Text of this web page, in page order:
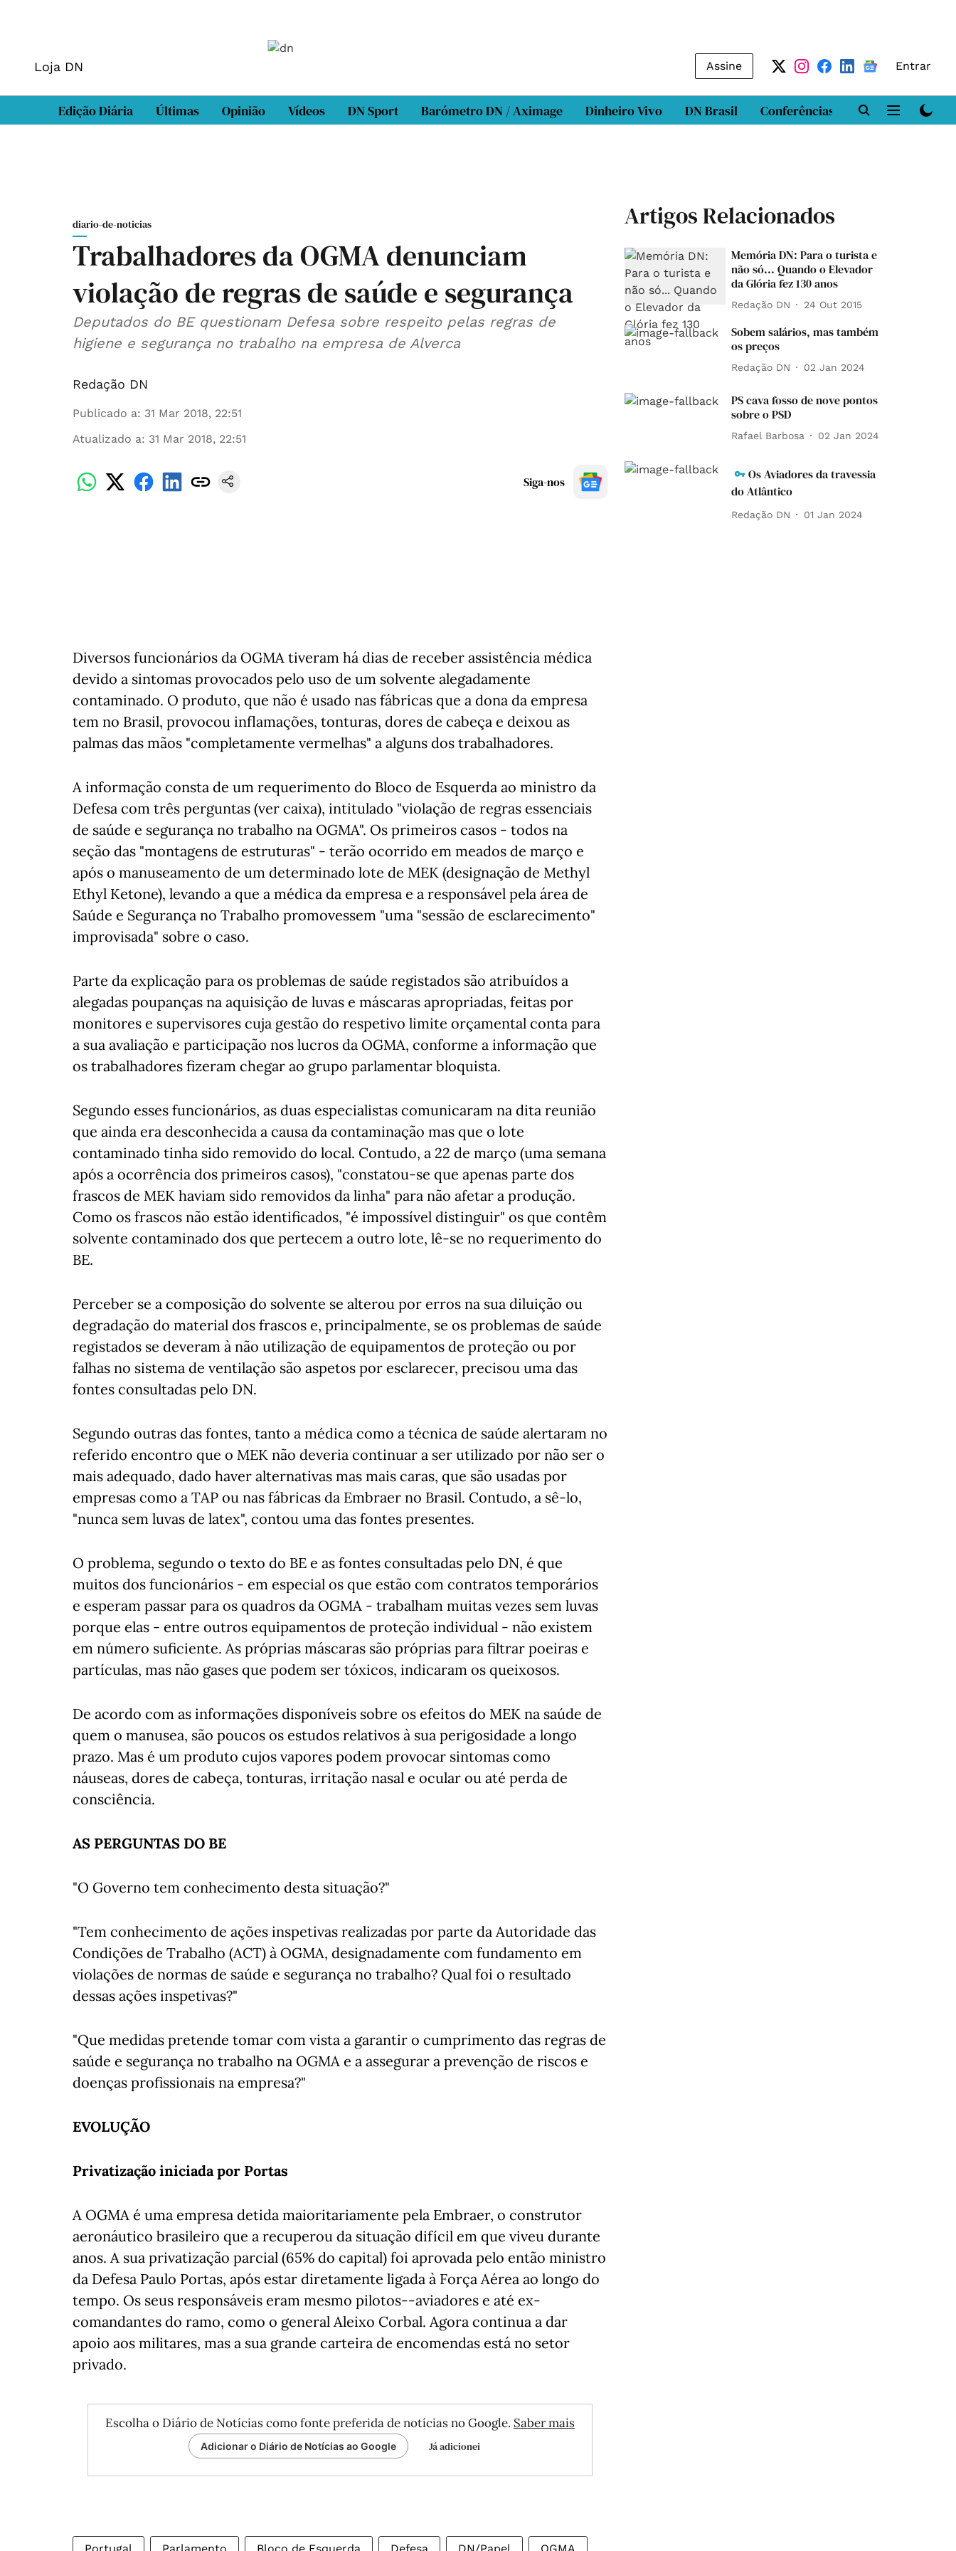
Loja DN Assine Entrar
Edição Diária Últimas Opinião Vídeos DN Sport Barómetro DN / Aximage Dinheiro Vivo DN Brasil Conferências DN LAB
diario-de-noticias
Trabalhadores da OGMA denunciam
violação de regras de saúde e segurança
Deputados do BE questionam Defesa sobre respeito pelas regras de
higiene e segurança no trabalho na empresa de Alverca
Redação DN
Publicado a: 31 Mar 2018, 22:51
Atualizado a: 31 Mar 2018, 22:51
Siga-nos
Diversos funcionários da OGMA tiveram há dias de receber assistência médica
devido a sintomas provocados pelo uso de um solvente alegadamente
contaminado. O produto, que não é usado nas fábricas que a dona da empresa
tem no Brasil, provocou inflamações, tonturas, dores de cabeça e deixou as
palmas das mãos "completamente vermelhas" a alguns dos trabalhadores.
A informação consta de um requerimento do Bloco de Esquerda ao ministro da
Defesa com três perguntas (ver caixa), intitulado "violação de regras essenciais
de saúde e segurança no trabalho na OGMA". Os primeiros casos - todos na
seção das "montagens de estruturas" - terão ocorrido em meados de março e
após o manuseamento de um determinado lote de MEK (designação de Methyl
Ethyl Ketone), levando a que a médica da empresa e a responsável pela área de
Saúde e Segurança no Trabalho promovessem "uma "sessão de esclarecimento"
improvisada" sobre o caso.
Parte da explicação para os problemas de saúde registados são atribuídos a
alegadas poupanças na aquisição de luvas e máscaras apropriadas, feitas por
monitores e supervisores cuja gestão do respetivo limite orçamental conta para
a sua avaliação e participação nos lucros da OGMA, conforme a informação que
os trabalhadores fizeram chegar ao grupo parlamentar bloquista.
Segundo esses funcionários, as duas especialistas comunicaram na dita reunião
que ainda era desconhecida a causa da contaminação mas que o lote
contaminado tinha sido removido do local. Contudo, a 22 de março (uma semana
após a ocorrência dos primeiros casos), "constatou-se que apenas parte dos
frascos de MEK haviam sido removidos da linha" para não afetar a produção.
Como os frascos não estão identificados, "é impossível distinguir" os que contêm
solvente contaminado dos que pertecem a outro lote, lê-se no requerimento do
BE.
Perceber se a composição do solvente se alterou por erros na sua diluição ou
degradação do material dos frascos e, principalmente, se os problemas de saúde
registados se deveram à não utilização de equipamentos de proteção ou por
falhas no sistema de ventilação são aspetos por esclarecer, precisou uma das
fontes consultadas pelo DN.
Segundo outras das fontes, tanto a médica como a técnica de saúde alertaram no
referido encontro que o MEK não deveria continuar a ser utilizado por não ser o
mais adequado, dado haver alternativas mas mais caras, que são usadas por
empresas como a TAP ou nas fábricas da Embraer no Brasil. Contudo, a sê-lo,
"nunca sem luvas de latex", contou uma das fontes presentes.
O problema, segundo o texto do BE e as fontes consultadas pelo DN, é que
muitos dos funcionários - em especial os que estão com contratos temporários
e esperam passar para os quadros da OGMA - trabalham muitas vezes sem luvas
porque elas - entre outros equipamentos de proteção individual - não existem
em número suficiente. As próprias máscaras são próprias para filtrar poeiras e
partículas, mas não gases que podem ser tóxicos, indicaram os queixosos.
De acordo com as informações disponíveis sobre os efeitos do MEK na saúde de
quem o manusea, são poucos os estudos relativos à sua perigosidade a longo
prazo. Mas é um produto cujos vapores podem provocar sintomas como
náuseas, dores de cabeça, tonturas, irritação nasal e ocular ou até perda de
consciência.
AS PERGUNTAS DO BE
"O Governo tem conhecimento desta situação?"
"Tem conhecimento de ações inspetivas realizadas por parte da Autoridade das
Condições de Trabalho (ACT) à OGMA, designadamente com fundamento em
violações de normas de saúde e segurança no trabalho? Qual foi o resultado
dessas ações inspetivas?"
"Que medidas pretende tomar com vista a garantir o cumprimento das regras de
saúde e segurança no trabalho na OGMA e a assegurar a prevenção de riscos e
doenças profissionais na empresa?"
EVOLUÇÃO
Privatização iniciada por Portas
A OGMA é uma empresa detida maioritariamente pela Embraer, o construtor
aeronáutico brasileiro que a recuperou da situação difícil em que viveu durante
anos. A sua privatização parcial (65% do capital) foi aprovada pelo então ministro
da Defesa Paulo Portas, após estar diretamente ligada à Força Aérea ao longo do
tempo. Os seus responsáveis eram mesmo pilotos--aviadores e até ex-
comandantes do ramo, como o general Aleixo Corbal. Agora continua a dar
apoio aos militares, mas a sua grande carteira de encomendas está no setor
privado.
Escolha o Diário de Notícias como fonte preferida de notícias no Google. Saber mais
Adicionar o Diário de Notícias ao Google Já adicionei
Artigos Relacionados
Memória DN: Para o turista e
não só... Quando o Elevador
da Glória fez 130 anos
Redação DN 24 Out 2015
Sobem salários, mas também
os preços
Redação DN 02 Jan 2024
PS cava fosso de nove pontos
sobre o PSD
Rafael Barbosa 02 Jan 2024
Os Aviadores da travessia
do Atlântico
Redação DN 01 Jan 2024